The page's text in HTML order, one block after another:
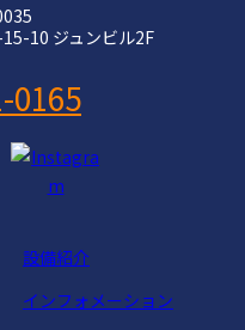
10 ジュンビル2F
0165
設備紹介
インフォメーション